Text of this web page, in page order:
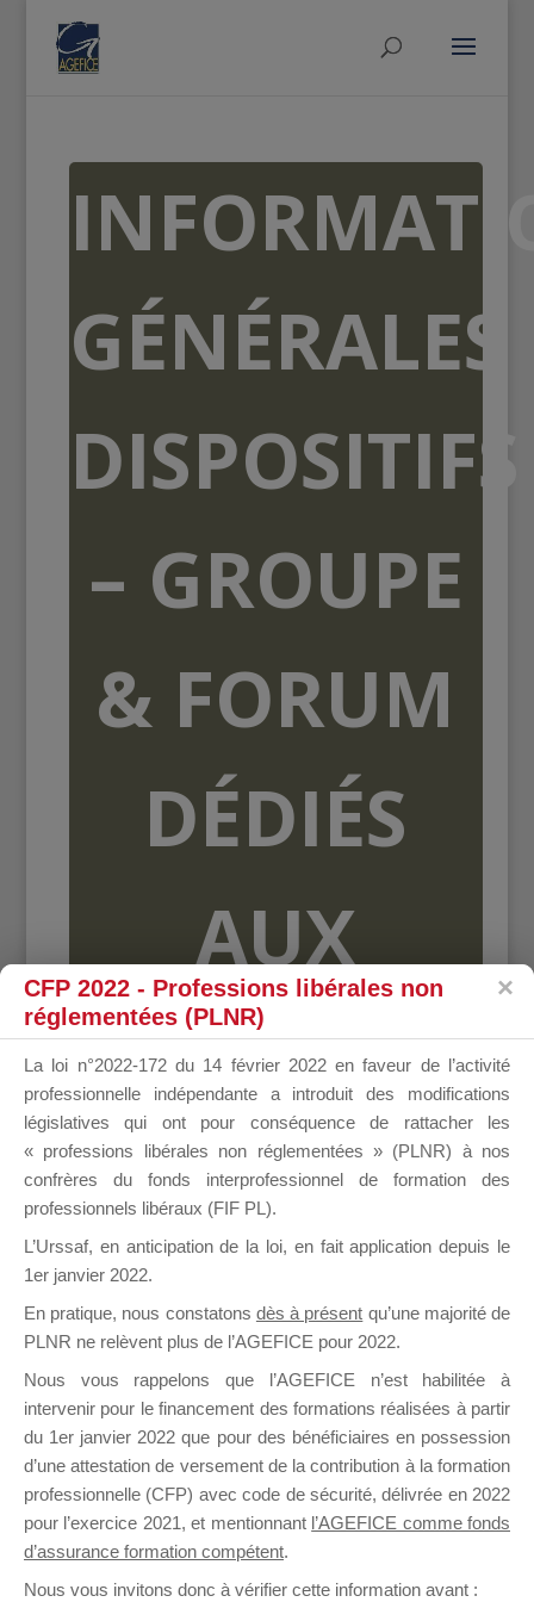
GÉNÉRALES
DISPOSITIFS
– GROUPE
& FORUM
DÉDIÉS
AUX
DE
il y a un jour
formation. Il accueille également les Conseillers
CFP 2022 - Professions libérales non
réglementées (PLNR)
La loi n°2022-172 du 14 février 2022 en faveur de l’activité
professionnelle indépendante a introduit des modifications
législatives qui ont pour conséquence de rattacher les
« professions libérales non réglementées » (PLNR) à nos
confrères du fonds interprofessionnel de formation des
professionnels libéraux (FIF PL).
L’Urssaf, en anticipation de la loi, en fait application depuis le
1er janvier 2022.
En pratique, nous constatons dès à présent qu’une majorité de
PLNR ne relèvent plus de l’AGEFICE pour 2022.
Nous vous rappelons que l’AGEFICE n’est habilitée à
intervenir pour le financement des formations réalisées à partir
du 1er janvier 2022 que pour des bénéficiaires en possession
d’une attestation de versement de la contribution à la formation
professionnelle (CFP) avec code de sécurité, délivrée en 2022
pour l’exercice 2021, et mentionnant l’AGEFICE comme fonds
d’assurance formation compétent.
Nous vous invitons donc à vérifier cette information avant :